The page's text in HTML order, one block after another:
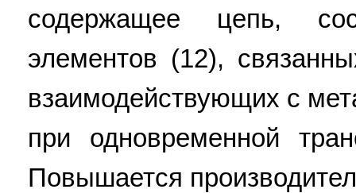
содержащее цепь,
элементов (12),
взаимодействующих с
при одновременной
Повышается